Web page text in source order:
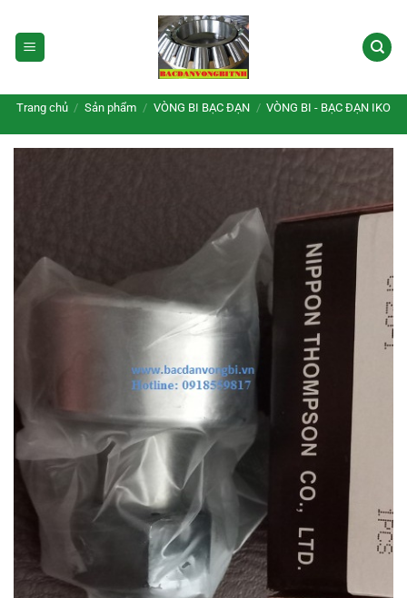
qua
nội
Trang chủ / Sản phẩm / VÒNG BI BẠC ĐẠN / VÒNG BI - BẠC ĐẠN IKO